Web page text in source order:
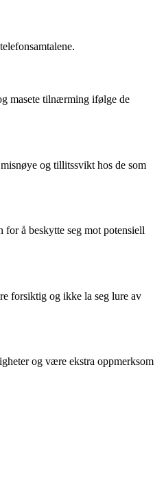
masete tilnærming ifølge de
og tillitssvikt hos de som
å beskytte seg mot potensiell
forsiktig og ikke la seg lure av
og være ekstra oppmerksom